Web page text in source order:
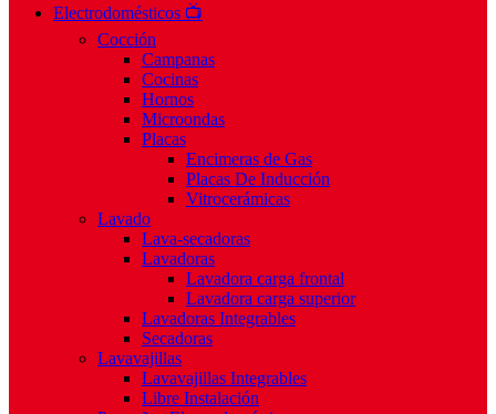
Electrodomésticos 📺
Cocción
Campanas
Cocinas
Hornos
Microondas
Placas
Encimeras de Gas
Placas De Inducción
Vitrocerámicas
Lavado
Lava-secadoras
Lavadoras
Lavadora carga frontal
Lavadora carga superior
Lavadoras Integrables
Secadoras
Lavavajillas
Lavavajillas Integrables
Libre Instalación